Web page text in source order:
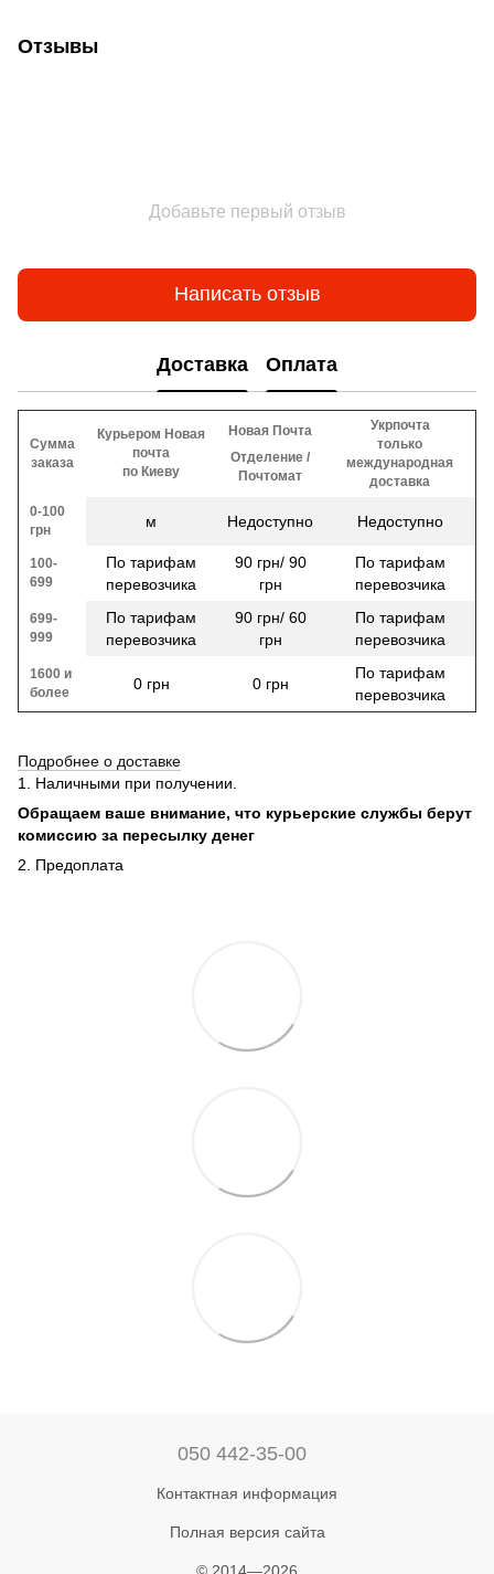
Отзывы
Добавьте первый отзыв
Написать отзыв
Доставка Оплата
Сумма
заказа
Курьером Новая
почта
по Киеву
Новая Почта
Отделение /
Почтомат
Укрпочта
только
международная
доставка
0-100
грн
м Недоступно Недоступно
100-
699
По тарифам
перевозчика
90 грн/ 90
грн
По тарифам
перевозчика
699-
999
По тарифам
перевозчика
90 грн/ 60
грн
По тарифам
перевозчика
1600 и
более
0 грн 0 грн
По тарифам
перевозчика
Подробнее о доставке
1. Наличными при получении.
Обращаем ваше внимание, что курьерские службы берут
комиссию за пересылку денег
2. Предоплата
050 442-35-00
Контактная информация
Полная версия сайта
© 2014—2026